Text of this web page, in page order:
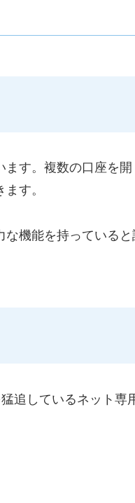
す。複数の口座を
す。
機能を持っている
追しているネット専